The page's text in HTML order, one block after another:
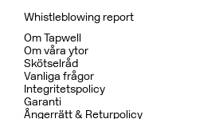
Badkarsblandare
BOX026 Mattsvart
CR MB LU
Pris 15995 kr